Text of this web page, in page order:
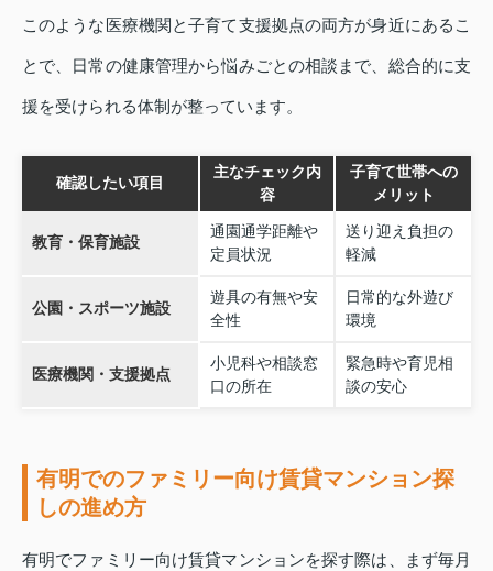
このような医療機関と子育て支援拠点の両方が身近にあるこ
とで、日常の健康管理から悩みごとの相談まで、総合的に支
援を受けられる体制が整っています。
確認したい項目
主なチェック内
容
子育て世帯への
メリット
教育・保育施設
通園通学距離や
定員状況
送り迎え負担の
軽減
公園・スポーツ施設
遊具の有無や安
全性
日常的な外遊び
環境
医療機関・支援拠点
小児科や相談窓
口の所在
緊急時や育児相
談の安心
有明でのファミリー向け賃貸マンション探
しの進め方
有明でファミリー向け賃貸マンションを探す際は、まず毎月